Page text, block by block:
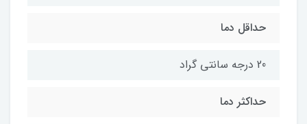
حداقل دما
20 درجه سانتی گراد
حداکثر دما